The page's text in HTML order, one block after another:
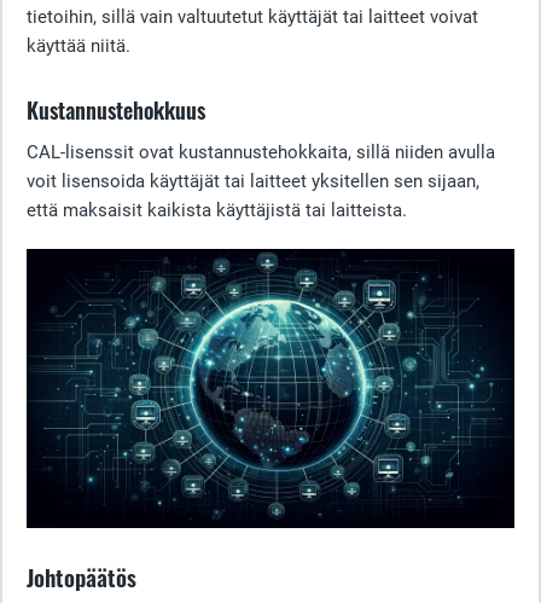
tietoihin, sillä vain valtuutetut käyttäjät tai laitteet voivat
käyttää niitä.
Kustannustehokkuus
CAL-lisenssit ovat kustannustehokkaita, sillä niiden avulla
voit lisensoida käyttäjät tai laitteet yksitellen sen sijaan,
että maksaisit kaikista käyttäjistä tai laitteista.
Johtopäätös